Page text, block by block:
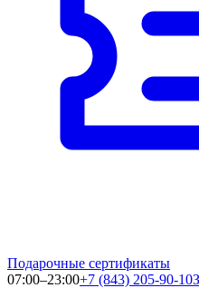
Подарочные сертификаты
07:00–23:00+7 (843) 205-90-10